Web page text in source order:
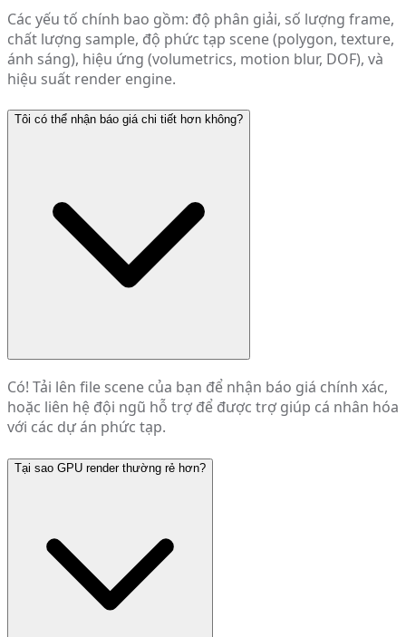
Các yếu tố chính bao gồm: độ phân giải, số lượng frame,
chất lượng sample, độ phức tạp scene (polygon, texture,
ánh sáng), hiệu ứng (volumetrics, motion blur, DOF), và
hiệu suất render engine.
Tôi có thể nhận báo giá chi tiết hơn không?
Có! Tải lên file scene của bạn để nhận báo giá chính xác,
hoặc liên hệ đội ngũ hỗ trợ để được trợ giúp cá nhân hóa
với các dự án phức tạp.
Tại sao GPU render thường rẻ hơn?